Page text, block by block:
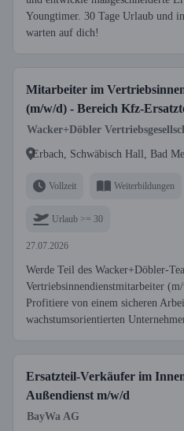
Youngtimer. 30 Tage Urlaub und
warten auf dich!
Mitarbeiter im
(m/w/d) - Bereich Kfz-
Wacker+Döbler
Erbach, Schwäbisch Hall, Bad
Vollzeit Weiterbildungen
Urlaub >= 30
27.07.2026
Werde Teil des Wacker+Döbler-
Vertriebsinnendienstmitarbeiter
Profitiere von einem sicheren
wachstumsorientierten
Ersatzteil-Verkäufer im
Außendienst m/w/d
BayWa AG